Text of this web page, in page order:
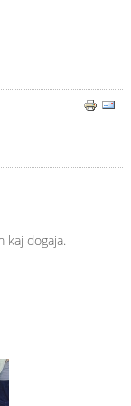
kaj dogaja.